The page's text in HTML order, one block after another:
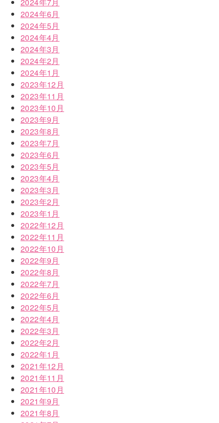
2024年6月
2024年5月
2024年4月
2024年3月
2024年2月
2024年1月
2023年12月
2023年11月
2023年10月
2023年9月
2023年8月
2023年7月
2023年6月
2023年5月
2023年4月
2023年3月
2023年2月
2023年1月
2022年12月
2022年11月
2022年10月
2022年9月
2022年8月
2022年7月
2022年6月
2022年5月
2022年4月
2022年3月
2022年2月
2022年1月
2021年12月
2021年11月
2021年10月
2021年9月
2021年8月